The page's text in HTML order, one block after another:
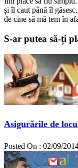
și îl caut până îl
de cine să mă tem în
S-ar putea să-ți
Asigurările de
Posted On : 02/09/